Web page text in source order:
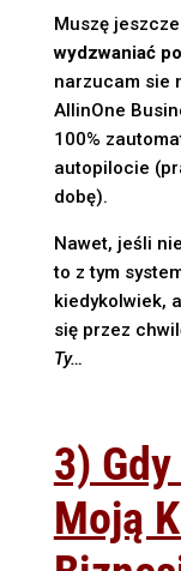
Muszę
wydzwaniać
narzucam sie
AllinOne
100%
autopilocie
dobę).
Nawet, jeśli
to z tym
kiedykolwiek,
się przez
Ty…
3)
Moją